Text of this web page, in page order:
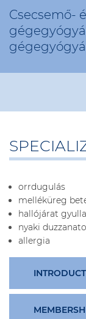
Csecsemő-
orrdugulás
melléküreg
hallójárat
nyaki
allergia